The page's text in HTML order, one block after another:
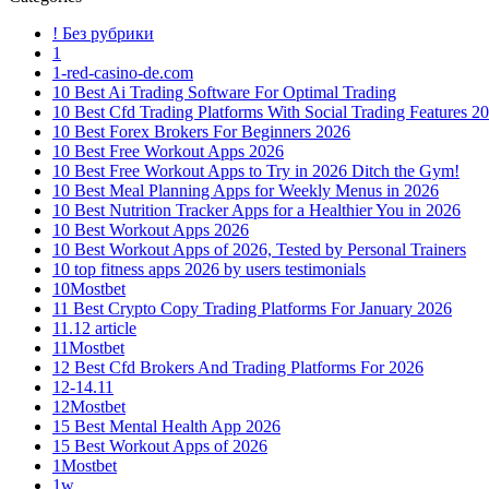
! Без рубрики
1
1-red-casino-de.com
10 Best Ai Trading Software For Optimal Trading
10 Best Cfd Trading Platforms With Social Trading Features
10 Best Forex Brokers For Beginners 2026
10 Best Free Workout Apps 2026
10 Best Free Workout Apps to Try in 2026 Ditch the Gym!
10 Best Meal Planning Apps for Weekly Menus in 2026
10 Best Nutrition Tracker Apps for a Healthier You in 2026
10 Best Workout Apps 2026
10 Best Workout Apps of 2026, Tested by Personal Trainers
10 top fitness apps 2026 by users testimonials
10Mostbet
11 Best Crypto Copy Trading Platforms For January 2026
11.12 article
11Mostbet
12 Best Cfd Brokers And Trading Platforms For 2026
12-14.11
12Mostbet
15 Best Mental Health App 2026
15 Best Workout Apps of 2026
1Mostbet